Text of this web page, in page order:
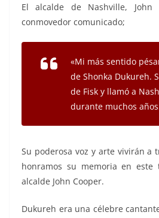
El alcalde de Nashville,
conmovedor comunicado;
«Mi más sentido
de Shonka Dukureh.
de Fisk y llamó a
durante muchos
Su poderosa voz y arte vivirán a
honramos su memoria en este
alcalde John Cooper.
Dukureh era una célebre